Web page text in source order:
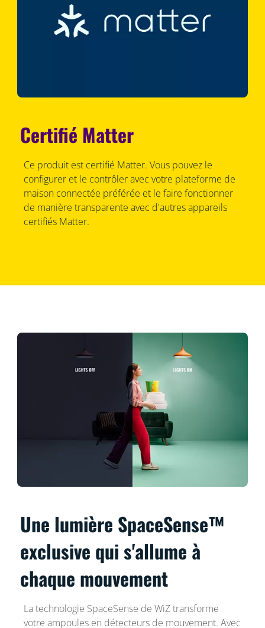
Certifié Matter
Ce produit est certifié Matter. Vous pouvez le
configurer et le contrôler avec votre plateforme de
maison connectée préférée et le faire fonctionner
de manière transparente avec d'autres appareils
certifiés Matter.
Une lumière SpaceSense™
exclusive qui s'allume à
chaque mouvement
La technologie SpaceSense de WiZ transforme
votre ampoules en détecteurs de mouvement. Avec